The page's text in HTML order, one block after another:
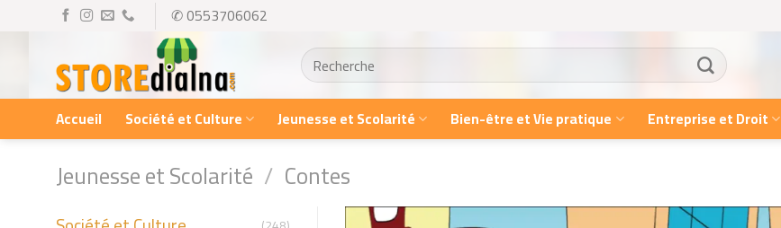
content
✆ 0553706062
Recherche
pour :
Accueil Société et Culture Jeunesse et Scolarité Bien-être et Vie pratique Entreprise et Droit
Jeunesse et Scolarité / Contes